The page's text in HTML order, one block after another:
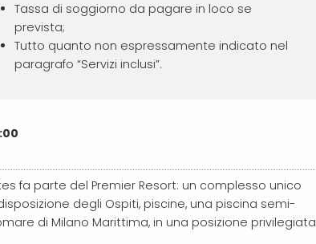
Tassa di soggiorno da pagare in loco se
prevista;
Tutto quanto non espressamente indicato nel
paragrafo “Servizi inclusi”.
fa parte del Premier Resort: un complesso unico
degli Ospiti, piscine, una piscina semi-
di Milano Marittima, in una posizione privilegiata